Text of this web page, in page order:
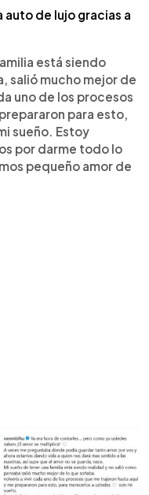
auto de lujo gracias a
está siendo
salió mucho mejor de
uno de los procesos
para esto,
sueño. Estoy
por darme todo lo
pequeño amor de